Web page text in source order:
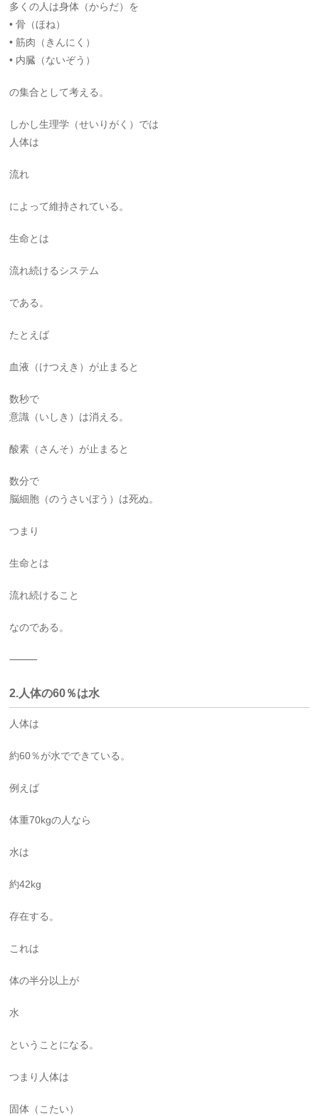
多くの人は身体（からだ）を
• 骨（ほね）
• 筋肉（きんにく）
• 内臓（ないぞう）
の集合として考える。
しかし生理学（せいりがく）では
人体は
流れ
によって維持されている。
生命とは
流れ続けるシステム
である。
たとえば
血液（けつえき）が止まると
数秒で
意識（いしき）は消える。
酸素（さんそ）が止まると
数分で
脳細胞（のうさいぼう）は死ぬ。
つまり
生命とは
流れ続けること
なのである。
⸻
2.人体の60％は水
人体は
約60％が水でできている。
例えば
体重70kgの人なら
水は
約42kg
存在する。
これは
体の半分以上が
水
ということになる。
つまり人体は
固体（こたい）